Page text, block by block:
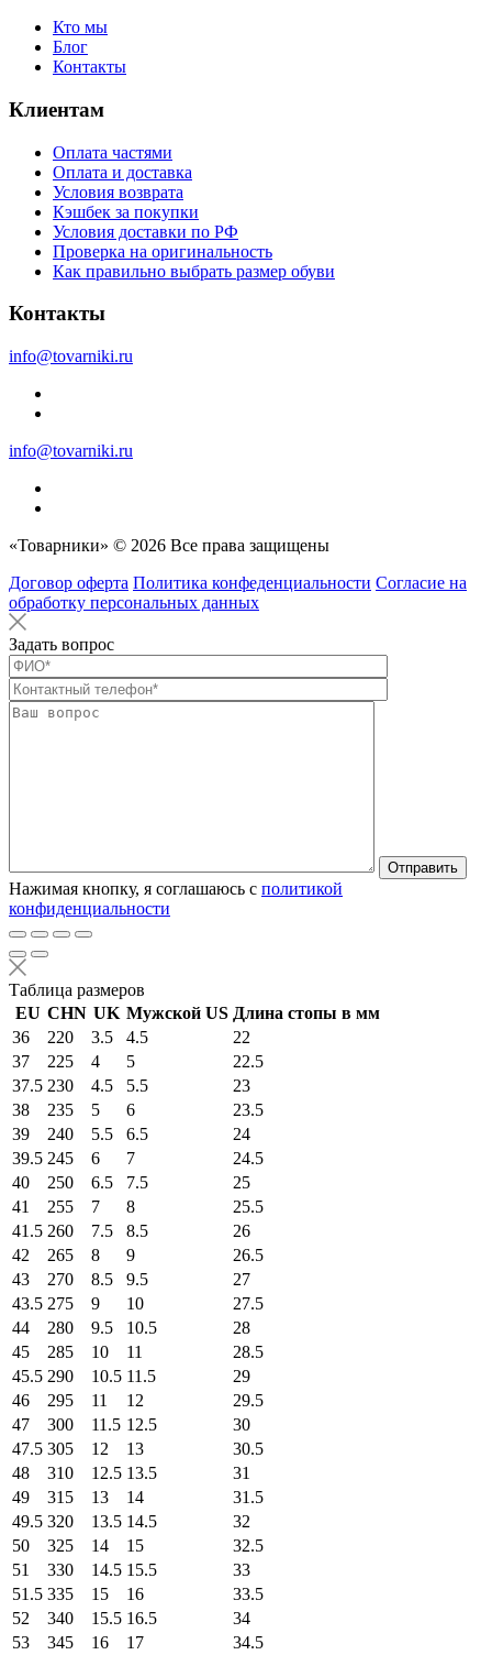
Кто мы
Блог
Контакты
Клиентам
Оплата частями
Оплата и доставка
Условия возврата
Кэшбек за покупки
Условия доставки по РФ
Проверка на оригинальность
Как правильно выбрать размер обуви
Контакты
info@tovarniki.ru
info@tovarniki.ru
«Товарники» © 2026 Все права защищены
Договор оферта Политика конфеденциальности Согласие на
обработку персональных данных
Задать вопрос
Нажимая кнопку, я соглашаюсь с политикой
конфиденциальности
Таблица размеров
EU CHN UK Мужской US Длина стопы в мм
36
220 3.5 4.5
22
37
225 4 5
22.5
37.5 230 4.5 5.5
23
38
235 5 6
23.5
39
240 5.5 6.5
24
39.5 245 6 7
24.5
40
250 6.5 7.5
25
41
255 7 8
25.5
41.5 260 7.5 8.5
26
42
265 8 9
26.5
43
270 8.5 9.5
27
43.5 275 9 10
27.5
44
280 9.5 10.5
28
45
285 10 11
28.5
45.5 290 10.5 11.5
29
46
295 11 12
29.5
47
300 11.5 12.5
30
47.5 305 12 13
30.5
48
310 12.5 13.5
31
49
315 13 14
31.5
49.5 320 13.5 14.5
32
50
325 14 15
32.5
51
330 14.5 15.5
33
51.5 335 15 16
33.5
52
340 15.5 16.5
34
53
345 16 17 34.5